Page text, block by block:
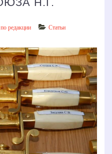
редакции Статьи